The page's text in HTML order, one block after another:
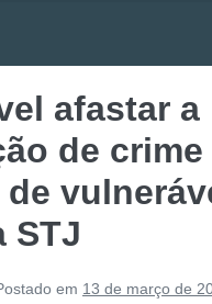
afastar a
de crime
STJ
em 13 de março de